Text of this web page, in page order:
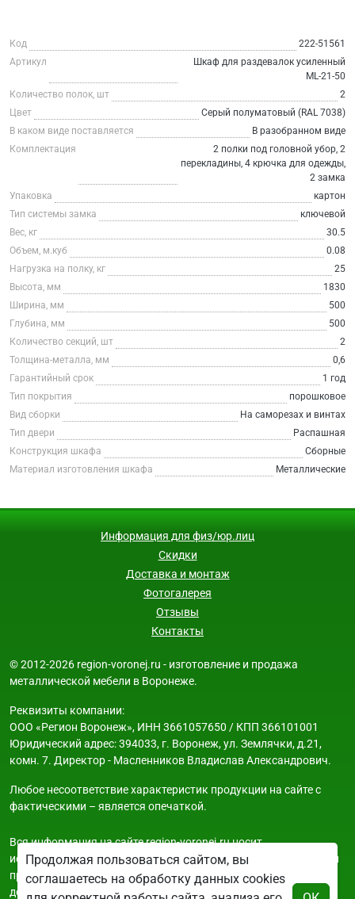
Код
222-51561
Артикул
Шкаф для раздевалок усиленный
ML-21-50
Количество полок, шт
2
Цвет
Серый полуматовый (RAL 7038)
В каком виде поставляется
В разобранном виде
Комплектация
2 полки под головной убор, 2
перекладины, 4 крючка для одежды,
2 замка
Упаковка
картон
Тип системы замка
ключевой
Вес, кг
30.5
Объем, м.куб
0.08
Нагрузка на полку, кг
25
Высота, мм
1830
Ширина, мм
500
Глубина, мм
500
Количество секций, шт
2
Толщина-металла, мм
0,6
Гарантийный срок
1 год
Тип покрытия
порошковое
Вид сборки
На саморезах и винтах
Тип двери
Распашная
Конструкция шкафа
Сборные
Материал изготовления шкафа
Металлические
Информация для физ/юр.лиц
Скидки
Доставка и монтаж
Фотогалерея
Отзывы
Контакты
© 2012-2026 region-voronej.ru - изготовление и продажа
металлической мебели в Воронеже.
Реквизиты компании:
ООО «Регион Воронеж», ИНН 3661057650 / КПП 366101001
Юридический адрес: 394033, г. Воронеж, ул. Землячки, д.21,
комн. 7. Директор - Масленников Владислав Александрович.
Любое несоответствие характеристик продукции на сайте с
фактическими – является опечаткой.
Вся информация на сайте region-voronej.ru носит
исключительно ознакомительный и справочный характер и ни
при каких условиях не является публичной офертой. Всю
дополнительную информацию можно узнать по телефонам
Продолжая пользоваться сайтом, вы
соглашаетесь на обработку данных cookies